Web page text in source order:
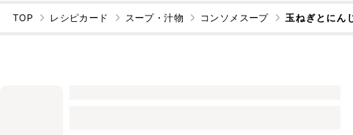
TOP レシピカード スープ・汁物 コンソメスープ 玉ねぎとにん